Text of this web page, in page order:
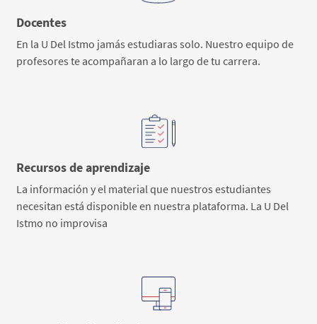
Docentes
En la U Del Istmo jamás estudiaras solo. Nuestro equipo de
profesores te acompañaran a lo largo de tu carrera.
Recursos de aprendizaje
La información y el material que nuestros estudiantes
necesitan está disponible en nuestra plataforma. La U Del
Istmo no improvisa